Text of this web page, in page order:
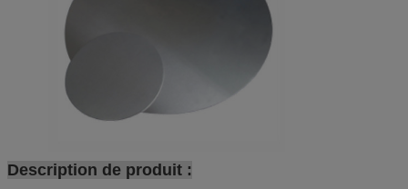
Description de produit :